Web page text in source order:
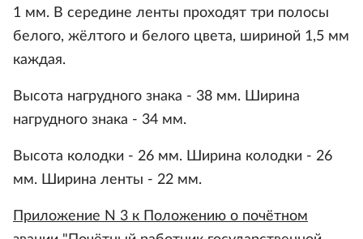
1 мм. В середине ленты проходят три полосы
белого, жёлтого и белого цвета, шириной 1,5 мм
каждая.
Высота нагрудного знака - 38 мм. Ширина
нагрудного знака - 34 мм.
Высота колодки - 26 мм. Ширина колодки - 26
мм. Ширина ленты - 22 мм.
Приложение N 3 к Положению о почётном